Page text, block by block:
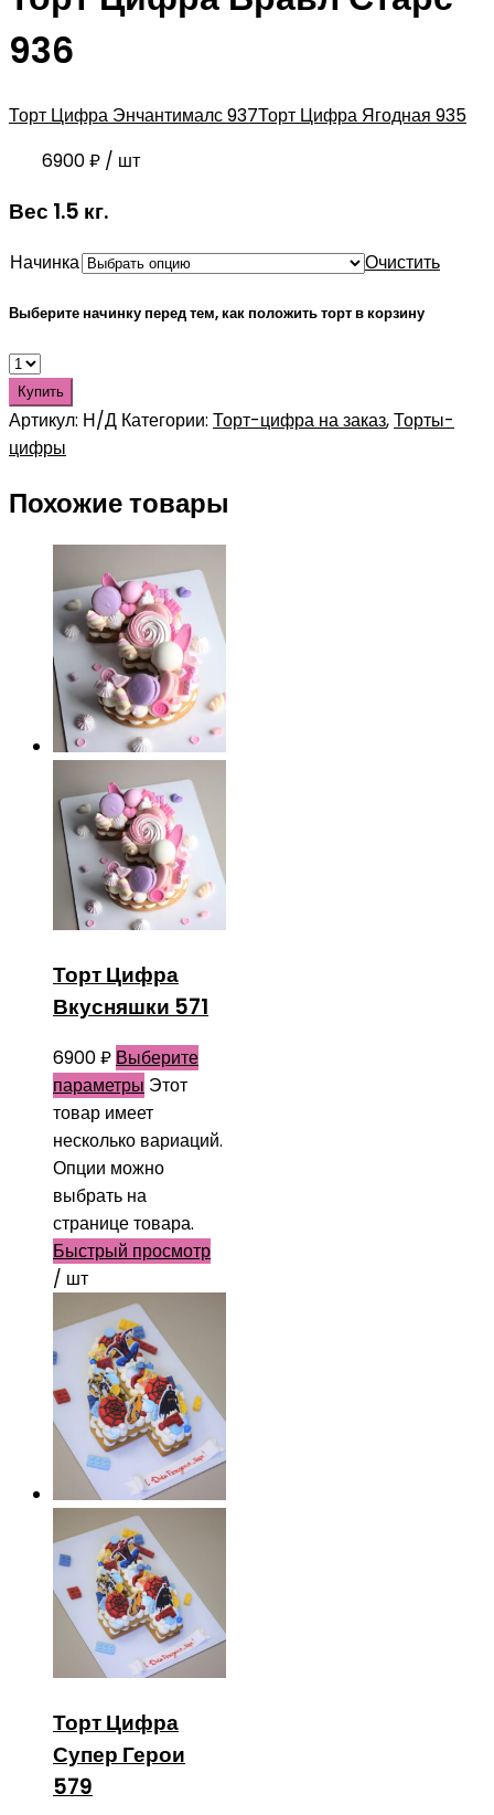
936
Торт Цифра Энчантималс 937Торт Цифра Ягодная 935
6900₽ / шт
Вес 1.5 кг.
Начинка Очистить
Выберите начинку перед тем, как положить торт в корзину
Купить
Артикул: Н/Д Категории: Торт-цифра на заказ,Торты-
цифры
Похожие товары
Торт Цифра
Вкусняшки 571
6900₽ Выберите
параметры Этот
товар имеет
несколько вариаций.
Опции можно
выбрать на
странице товара.
Быстрый просмотр
/ шт
Торт Цифра
Супер Герои
579